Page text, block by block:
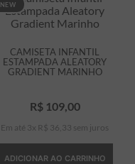
NEW
CAMISETA INFANTIL
ESTAMPADA ALEATORY
GRADIENT MARINHO
R$ 109, 00
Em até 3 x R$ 36 33 sem juros
ADICIONAR AO CARRINHO
camiseta
jaqueta
manga longa
kids
piquet